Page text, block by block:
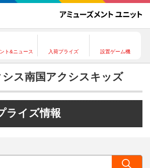
ト&ニュース 入荷プライズ 設置ゲーム機
ス南国アクシスキッズ
ライズ情報